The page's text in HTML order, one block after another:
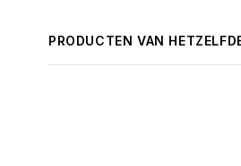
PRODUCTEN VAN